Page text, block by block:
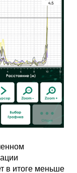
в итоге меньше